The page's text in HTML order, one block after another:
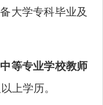
大学专科毕业及
等专业学校教师
上学历。